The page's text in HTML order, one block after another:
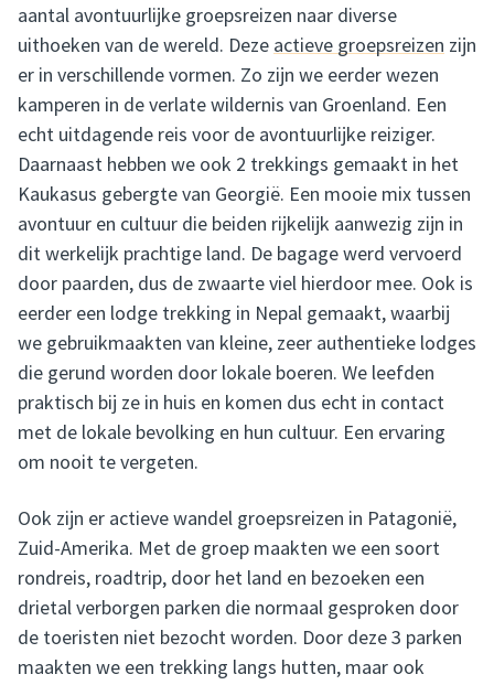
aantal avontuurlijke groepsreizen naar diverse
uithoeken van de wereld. Deze actieve groepsreizen zijn
er in verschillende vormen. Zo zijn we eerder wezen
kamperen in de verlate wildernis van Groenland. Een
echt uitdagende reis voor de avontuurlijke reiziger.
Daarnaast hebben we ook 2 trekkings gemaakt in het
Kaukasus gebergte van Georgië. Een mooie mix tussen
avontuur en cultuur die beiden rijkelijk aanwezig zijn in
dit werkelijk prachtige land. De bagage werd vervoerd
door paarden, dus de zwaarte viel hierdoor mee. Ook is
eerder een lodge trekking in Nepal gemaakt, waarbij
we gebruikmaakten van kleine, zeer authentieke lodges
die gerund worden door lokale boeren. We leefden
praktisch bij ze in huis en komen dus echt in contact
met de lokale bevolking en hun cultuur. Een ervaring
om nooit te vergeten.
Ook zijn er actieve wandel groepsreizen in Patagonië,
Zuid-Amerika. Met de groep maakten we een soort
rondreis, roadtrip, door het land en bezoeken een
drietal verborgen parken die normaal gesproken door
de toeristen niet bezocht worden. Door deze 3 parken
maakten we een trekking langs hutten, maar ook